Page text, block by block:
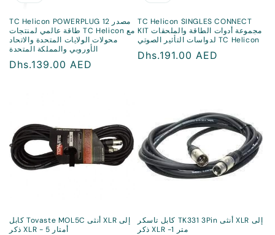
TC Helicon POWERPLUG 12 مصدر
طاقة عالمي لمنتجات TC Helicon مع
محولات الولايات المتحدة والاتحاد
الأوروبي والمملكة المتحدة
سعر
Dhs.139.00 AED
TC Helicon SINGLES CONNECT
KIT مجموعة أدوات الطاقة والملحقات
لدواسات التأثير الصوتي TC Helicon
سعر
Dhs.191.00 AED
كابل Tovaste MOL5C أنثى XLR إلى
ذكر XLR - 5 أمتار
كابل تاسكر TK331 3Pin أنثى XLR إلى
ذكر XLR -1 متر